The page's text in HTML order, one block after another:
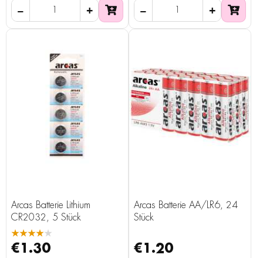
Arcas Batterie Lithium
CR2032, 5 Stück
★★★★★
€1.30
Arcas Batterie AA/LR6, 24
Stück
€1.20